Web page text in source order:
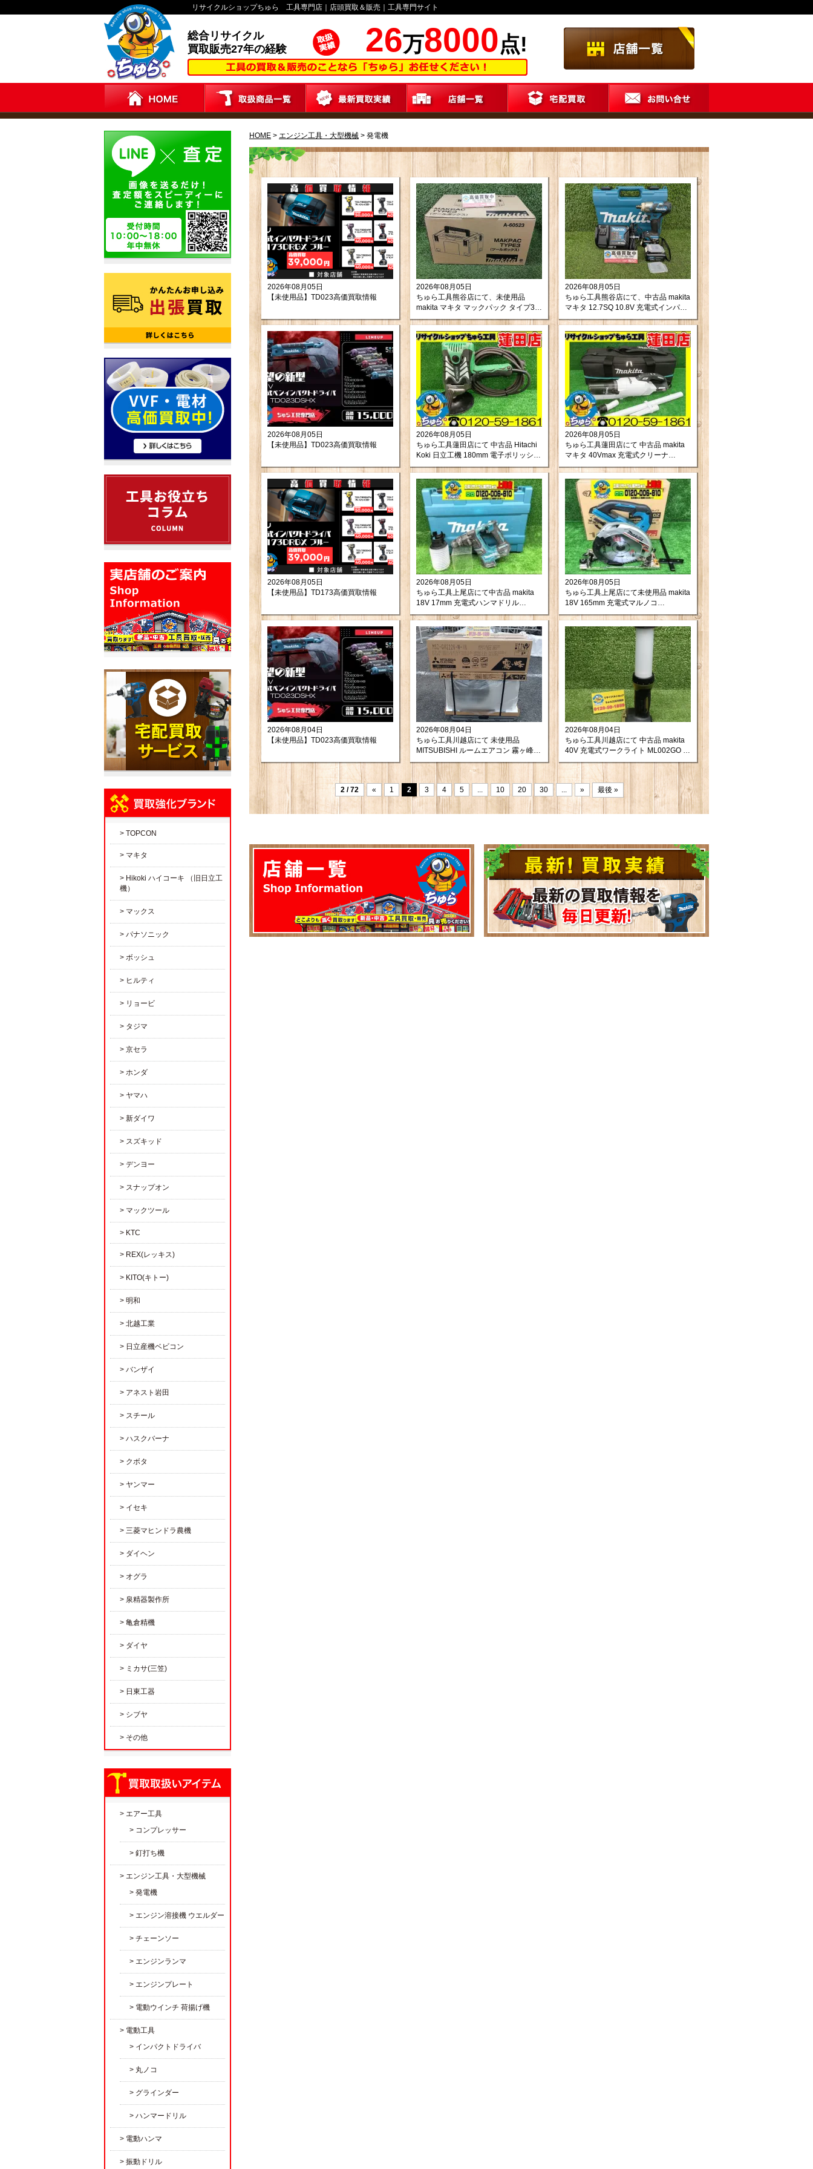
リサイクルショップちゅら 工具専門店｜店頭買取＆販売｜工具専門サイト
総合リサイクル
買取販売27年の経験
26万8000点!
HOME > エンジン工具・大型機械 > 発電機
2026年08月05日
【未使用品】TD023高価買取情報
2026年08月05日
ちゅら工具熊谷店にて、未使用品
makita マキタ マックパック タイプ3
ツールボックス A-60523 をお買取り
2026年08月05日
ちゅら工具熊谷店にて、中古品 makita
マキタ 12.7SQ 10.8V 充電式インパク
トレンチ TW161DSMX をお買取りさ
2026年08月05日
【未使用品】TD023高価買取情報
2026年08月05日
ちゅら工具蓮田店にて 中古品 Hitachi
Koki 日立工機 180mm 電子ポリッシャ
ー SP18VB をお買取りさせて頂きまし
2026年08月05日
ちゅら工具蓮田店にて 中古品 makita
マキタ 40Vmax 充電式クリーナ
CL003GZW をお買取りさせて頂きま
2026年08月05日
【未使用品】TD173高価買取情報
2026年08月05日
ちゅら工具上尾店にて中古品 makita
18V 17mm 充電式ハンマドリル
HR171DZKを買取させて頂きました。
2026年08月05日
ちゅら工具上尾店にて未使用品 makita
18V 165mm 充電式マルノコ
HS631DZ買取させて頂きました。
2026年08月04日
【未使用品】TD023高価買取情報
2026年08月04日
ちゅら工具川越店にて 未使用品
MITSUBISHI ルームエアコン 霧ヶ峰
MSZ-GV2226-W-IN + MUCZ-G2226
を買取させて頂きました。
2026年08月04日
ちゅら工具川越店にて 中古品 makita
40V 充電式ワークライト ML002GO を
買取させて頂きました。
2 / 72 « 1 2 3 4 5 ... 10 20 30 ... » 最後 »
TOPCON
マキタ
Hikoki ハイコーキ （旧日立工
機）
マックス
パナソニック
ボッシュ
ヒルティ
リョービ
タジマ
京セラ
ホンダ
ヤマハ
新ダイワ
スズキッド
デンヨー
スナップオン
マックツール
KTC
REX(レッキス)
KITO(キトー)
明和
北越工業
日立産機ベビコン
バンザイ
アネスト岩田
スチール
ハスクバーナ
クボタ
ヤンマー
イセキ
三菱マヒンドラ農機
ダイヘン
オグラ
泉精器製作所
亀倉精機
ダイヤ
ミカサ(三笠)
日東工器
シブヤ
その他
エアー工具
コンプレッサー
釘打ち機
エンジン工具・大型機械
発電機
エンジン溶接機 ウエルダー
チェーンソー
エンジンランマ
エンジンプレート
電動ウインチ 荷揚げ機
電動工具
インパクトドライバ
丸ノコ
グラインダー
ハンマードリル
電動ハンマ
振動ドリル